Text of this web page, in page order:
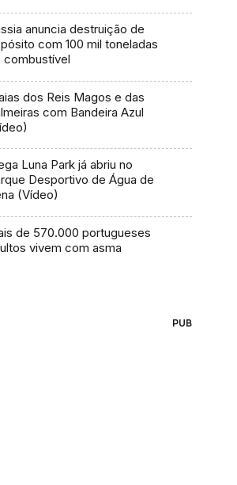
anuncia destruição de
com 100 mil toneladas
combustível
dos Reis Magos e das
com Bandeira Azul
Luna Park já abriu no
Desportivo de Água de
(Vídeo)
de 570.000 portugueses
vivem com asma
PUB